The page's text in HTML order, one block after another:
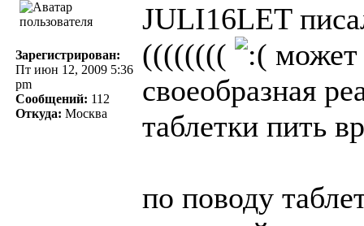
Зарегистрирован:
Пт июн 12, 2009 5:36
pm
Сообщений: 112
Откуда: Москва
JULI16LET
((((((((
может
своеобразная
таблетки пить
по поводу